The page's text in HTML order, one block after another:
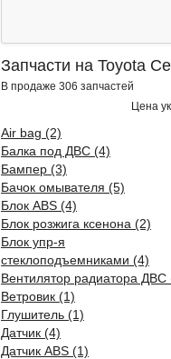
Запчасти на Toyota
В продаже 306 запчастей
Цена
Air bag (2)
Балка под ДВС (4)
Бампер (3)
Бачок омывателя (5)
Блок ABS (4)
Блок розжига ксенона (2)
Блок упр-я
стеклоподъемниками (4)
Вентилятор радиатора ДВС
Ветровик (1)
Глушитель (1)
Датчик (4)
Датчик ABS (1)